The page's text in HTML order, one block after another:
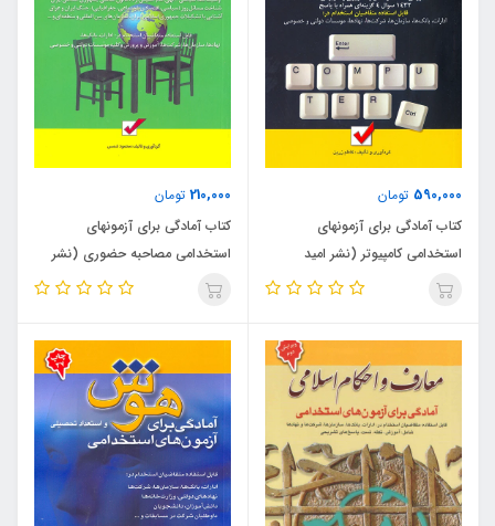
590,000 تومان
کتاب آمادگی برای آزمونهای
استخدامی کامپیوتر (نشر امید
انقلاب)
210,000 تومان
کتاب آمادگی برای آزمونهای
استخدامی مصاحبه حضوری (نشر
امید انقلاب)